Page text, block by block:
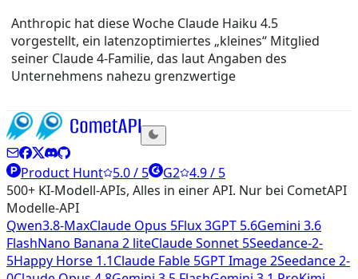
Anthropic hat diese Woche Claude Haiku 4.5
vorgestellt, ein latenzoptimiertes „kleines“ Mitglied
seiner Claude 4-Familie, das laut Angaben des
Unternehmens nahezu grenzwertige
Product Hunt 5.0 / 5 G2 4.9 / 5
500+ KI-Modell-APIs, Alles in einer API. Nur bei CometAPI
Modelle-API
Qwen3.8-MaxClaude Opus 5Flux 3GPT 5.6Gemini 3.6
FlashNano Banana 2 liteClaude Sonnet 5Seedance-2-
5Happy Horse 1.1Claude Fable 5GPT Image 2Seedance 2-